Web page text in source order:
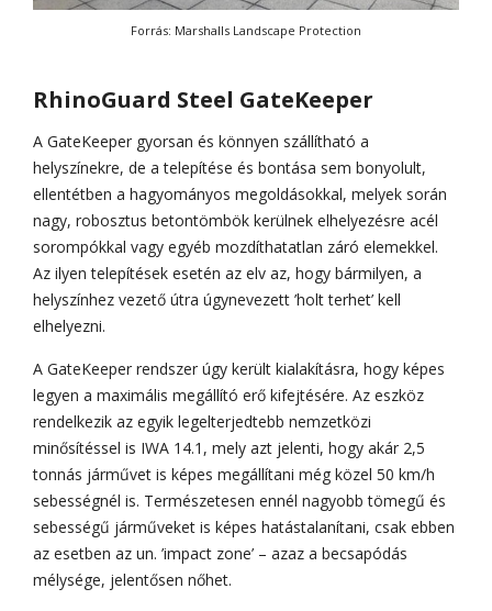
Forrás: Marshalls Landscape Protection
RhinoGuard Steel GateKeeper
A GateKeeper gyorsan és könnyen szállítható a
helyszínekre, de a telepítése és bontása sem bonyolult,
ellentétben a hagyományos megoldásokkal, melyek során
nagy, robosztus betontömbök kerülnek elhelyezésre acél
sorompókkal vagy egyéb mozdíthatatlan záró elemekkel.
Az ilyen telepítések esetén az elv az, hogy bármilyen, a
helyszínhez vezető útra úgynevezett ’holt terhet’ kell
elhelyezni.
A GateKeeper rendszer úgy került kialakításra, hogy képes
legyen a maximális megállító erő kifejtésére. Az eszköz
rendelkezik az egyik legelterjedtebb nemzetközi
minősítéssel is IWA 14.1, mely azt jelenti, hogy akár 2,5
tonnás járművet is képes megállítani még közel 50 km/h
sebességnél is. Természetesen ennél nagyobb tömegű és
sebességű járműveket is képes hatástalanítani, csak ebben
az esetben az un. ’impact zone’ – azaz a becsapódás
mélysége, jelentősen nőhet.